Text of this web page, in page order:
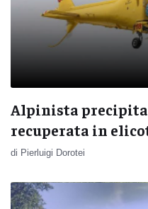
Alpinista precipita
recuperata in
di Pierluigi Dorotei